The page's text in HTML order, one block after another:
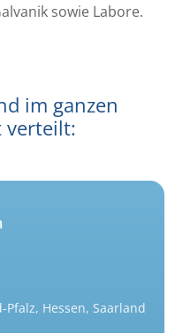
sowie Labore.
im ganzen
verteilt:
Hessen, Saarland